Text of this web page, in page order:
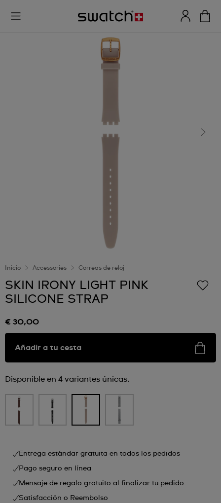
Inicio Accessories Correas de reloj
SKIN IRONY LIGHT PINK
SILICONE STRAP
€ 30,00
Añadir a tu cesta
Disponible en 4 variantes únicas.
Entrega estándar gratuita en todos los pedidos
Pago seguro en línea
Mensaje de regalo gratuito al finalizar tu pedido
Satisfacción o Reembolso